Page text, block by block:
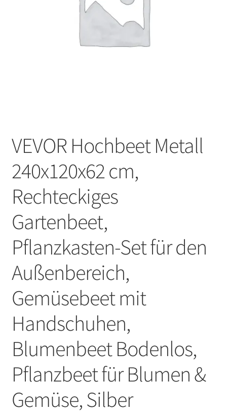
VEVOR Hochbeet Metall
240x120x62 cm,
Rechteckiges
Gartenbeet,
Pflanzkasten-Set für den
Außenbereich,
Gemüsebeet mit
Handschuhen,
Blumenbeet Bodenlos,
Pflanzbeet für Blumen &
Gemüse, Silber